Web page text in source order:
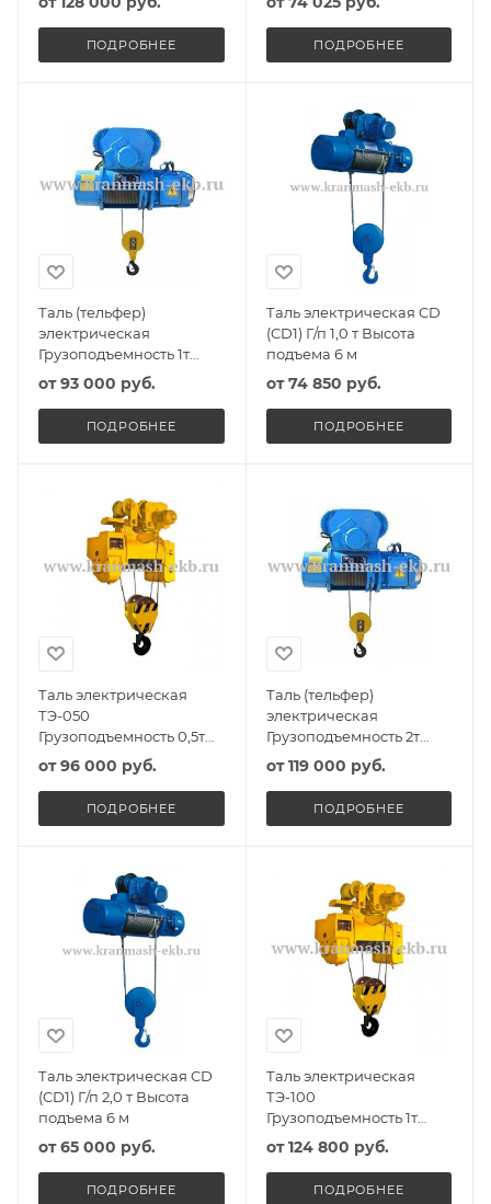
ПОДРОБНЕЕ ПОДРОБНЕЕ
Таль (тельфер)
электрическая
Грузоподъемность 1т
Высота подъема 6м
от93 000 руб.
ПОДРОБНЕЕ
Таль электрическая CD
(CD1) Г/п 1,0 т Высота
подъема 6 м
от74 850 руб.
ПОДРОБНЕЕ
Таль электрическая
ТЭ-050
Грузоподъемность 0,5т
Высота подъема 6м
от96 000 руб.
ПОДРОБНЕЕ
Таль (тельфер)
электрическая
Грузоподъемность 2т
Высота подъема 6м
от119 000 руб.
ПОДРОБНЕЕ
Таль электрическая CD
(CD1) Г/п 2,0 т Высота
подъема 6 м
от65 000 руб.
ПОДРОБНЕЕ
Таль электрическая
ТЭ-100
Грузоподъемность 1т
Высота подъема 6м
от124 800 руб.
ПОДРОБНЕЕ